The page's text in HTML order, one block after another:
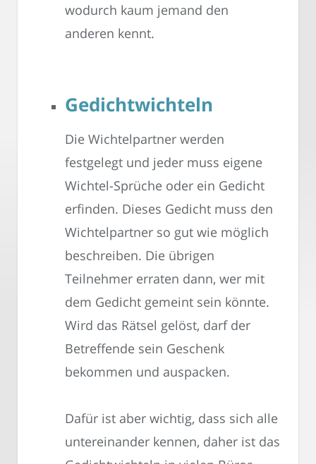
wodurch kaum jemand den
anderen kennt.
Gedichtwichteln
Die Wichtelpartner werden
festgelegt und jeder muss eigene
Wichtel-Sprüche oder ein Gedicht
erfinden. Dieses Gedicht muss den
Wichtelpartner so gut wie möglich
beschreiben. Die übrigen
Teilnehmer erraten dann, wer mit
dem Gedicht gemeint sein könnte.
Wird das Rätsel gelöst, darf der
Betreffende sein Geschenk
bekommen und auspacken.
Dafür ist aber wichtig, dass sich alle
untereinander kennen, daher ist das